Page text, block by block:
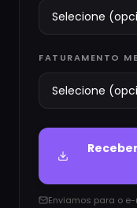
FATURAMENTO
Enviamos para o